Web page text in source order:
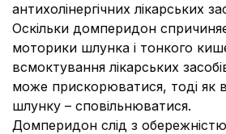
антихолінергічних лікарських
Оскільки домперидон
моторики шлунка і тонкого
всмоктування лікарських
може прискорюватися, тоді як
шлунку – сповільнюватися.
Домперидон слід з